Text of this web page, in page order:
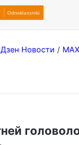
Odnoklassniki
Дзен Новости / MAX